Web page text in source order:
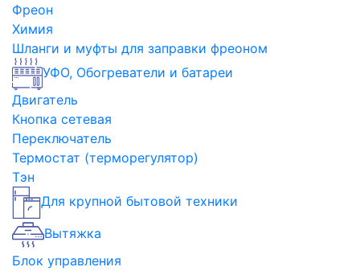
Фреон
Химия
Шланги и муфты для заправки фреоном
УФО, Обогреватели и батареи
Двигатель
Кнопка сетевая
Переключатель
Термостат (терморегулятор)
Тэн
Для крупной бытовой техники
Вытяжка
Блок управления